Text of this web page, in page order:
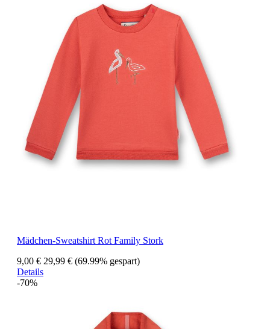
Mädchen-Sweatshirt Rot Family Stork
9,00 € 29,99 € (69.99% gespart)
Details
-70%